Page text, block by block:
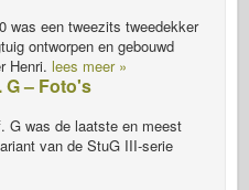
was een tweezits tweedekker
ontworpen en gebouwd
Henri. lees meer »
G – Foto's
G was de laatste en meest
van de StuG III-serie